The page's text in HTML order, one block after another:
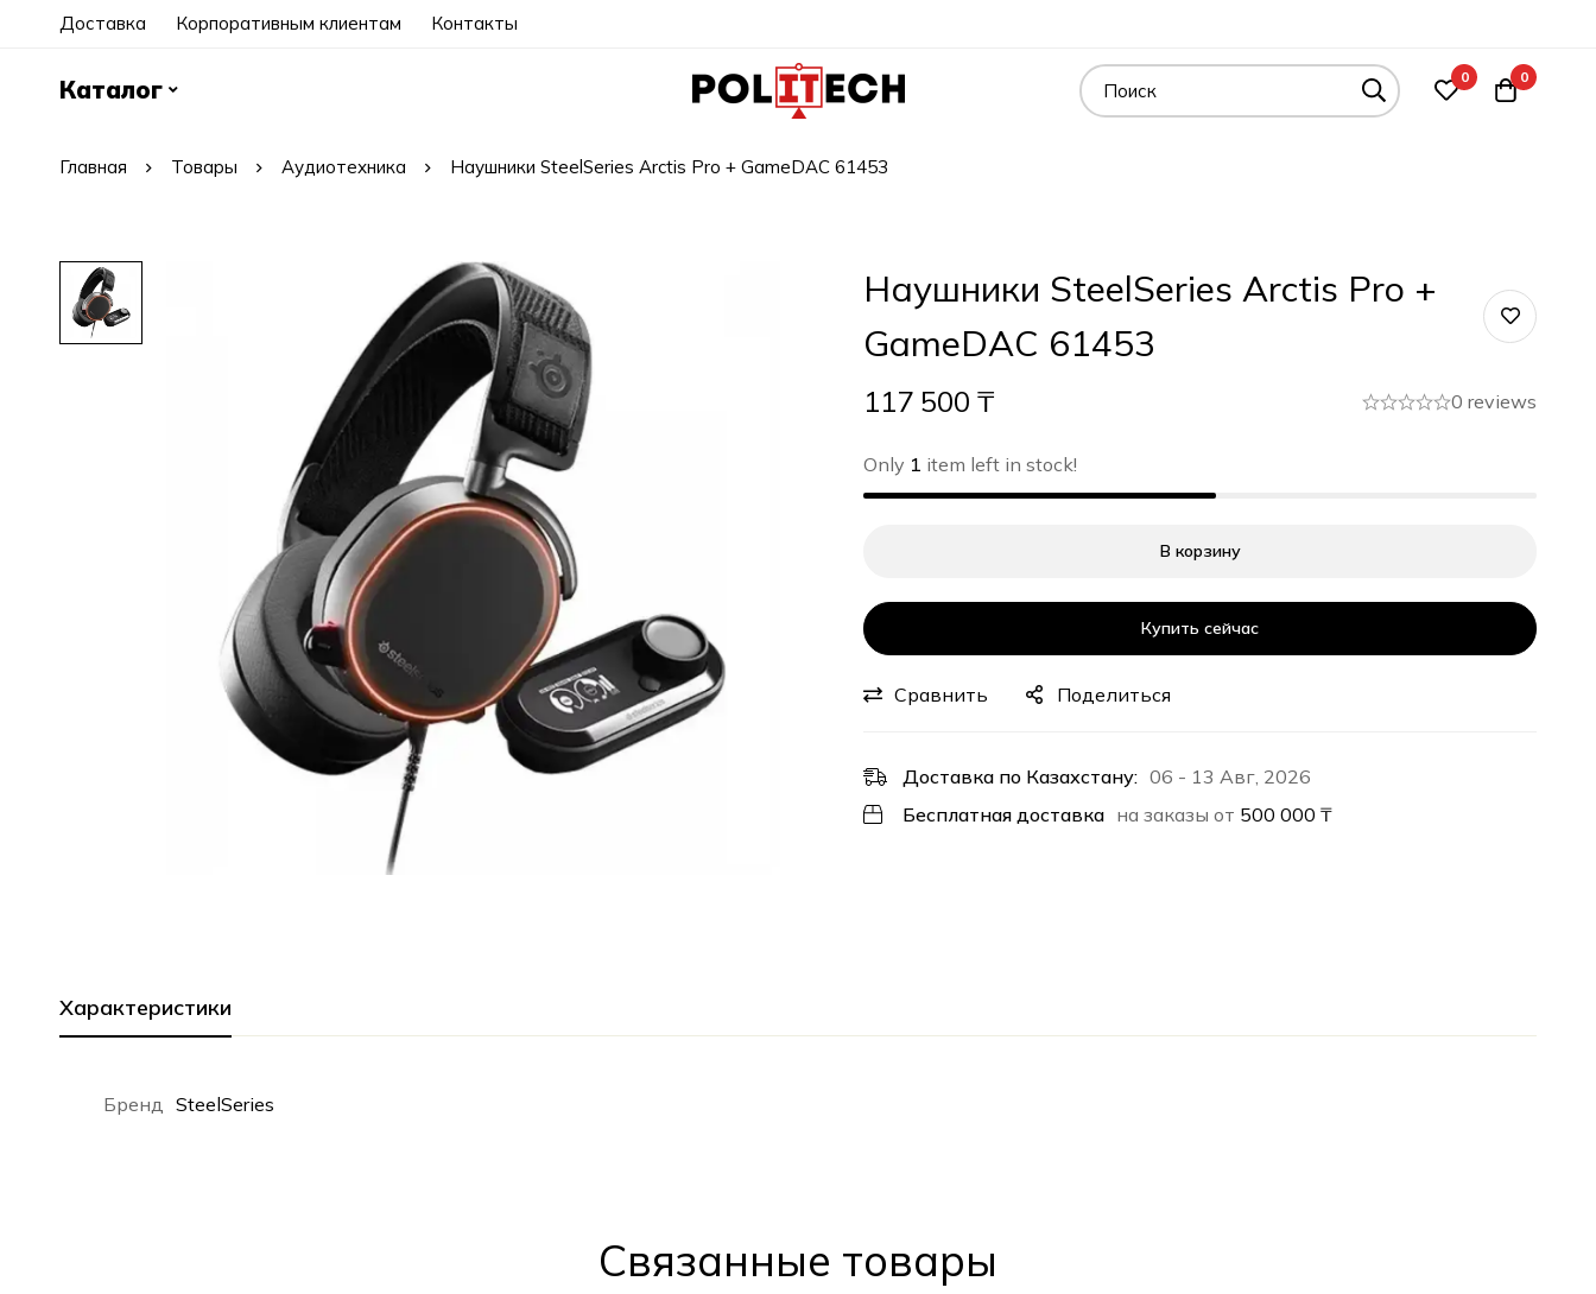
Доставка Корпоративным клиентам Контакты
Каталог 0 0
Главная Товары Аудиотехника Наушники SteelSeries Arctis Pro + GameDAC 61453
Наушники SteelSeries Arctis Pro +
GameDAC 61453
117 500 ₸ 0 reviews
Only 1 item left in stock!
В корзину
Купить сейчас
Сравнить Поделиться
Доставка по Казахстану: 06 - 13 Авг, 2026
Бесплатная доставка на заказы от 500 000 ₸
Характеристики
Бренд SteelSeries
Cвязанные товары